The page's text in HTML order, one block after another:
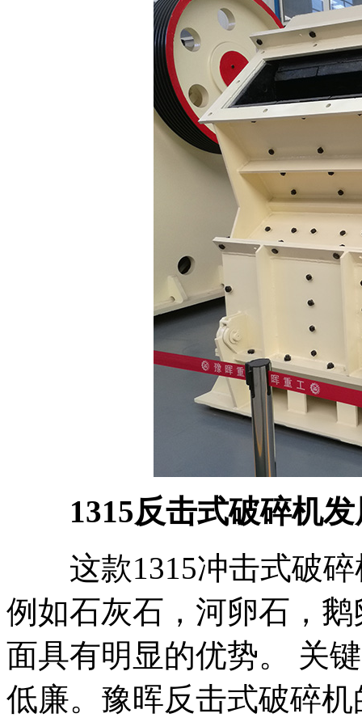
1315反击式破碎机发
这款1315冲击式破碎
例如石灰石，河卵石，
面具有明显的优势。 关
低廉。豫晖反击式破碎